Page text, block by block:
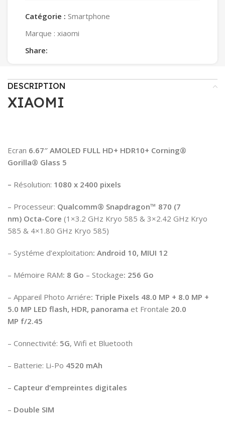
Catégorie : Smartphone
Marque : xiaomi
Share:
DESCRIPTION
XIAOMI
Ecran 6.67″ AMOLED FULL HD+ HDR10+ Corning®
Gorilla® Glass 5
– Résolution: 1080 x 2400 pixels
– Processeur: Qualcomm® Snapdragon™ 870 (7
nm) Octa-Core (1×3.2 GHz Kryo 585 & 3×2.42 GHz Kryo
585 & 4×1.80 GHz Kryo 585)
– Systéme d’exploitation: Android 10, MIUI 12
– Mémoire RAM: 8 Go – Stockage: 256 Go
– Appareil Photo Arriére: Triple Pixels 48.0 MP + 8.0 MP +
5.0 MP LED flash, HDR, panorama et Frontale 20.0
MP f/2.45
– Connectivité: 5G, Wifi et Bluetooth
– Batterie: Li-Po 4520 mAh
– Capteur d’empreintes digitales
– Double SIM